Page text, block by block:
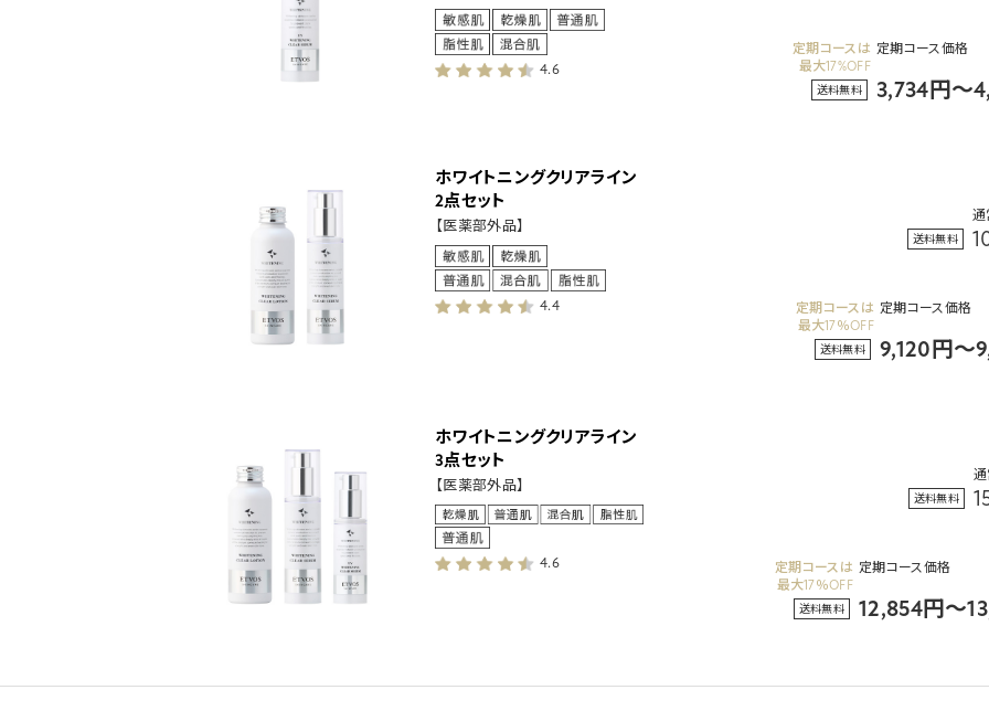
4.6
定期コースは
最大17%OFF
定期コース価格
送料無料 3,734円～
ホワイトニングクリアライン
2点セット
【医薬部外品】
4.4
通
送料無料
定期コースは
最大17％OFF
定期コース価格
送料無料 9,120円～
ホワイトニングクリアライン
3点セット
【医薬部外品】
4.6
送料無料
定期コースは
最大17％OFF
定期コース価格
送料無料 12,854円～